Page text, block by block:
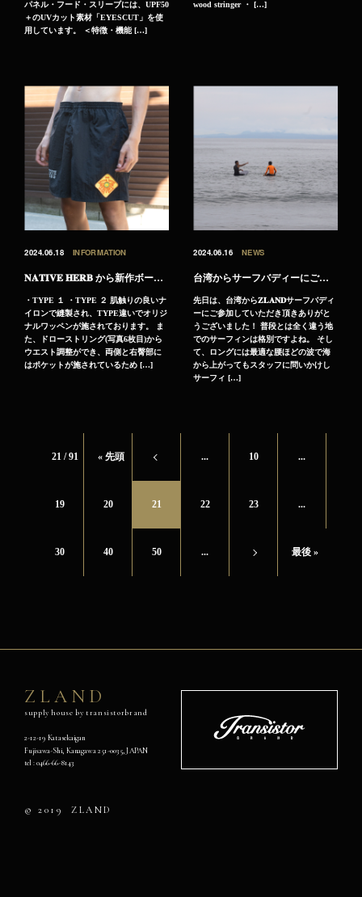
パネル・フード・スリーブには、UPF50
＋のUVカット素材「EYESCUT」を使
用しています。 ＜特徴・機能 […]
wood stringer ・ […]
2024.06.18 INFORMATION
𝐍𝐀𝐓𝐈𝐕𝐄 𝐇𝐄𝐑𝐁 から新作ボードショーツが入荷しました‼︎
・TYPE １ ・TYPE ２ 肌触りの良いナ
イロンで縫製され、TYPE違いでオリジ
ナルワッペンが施されております。 ま
た、ドローストリング(写真6枚目)から
ウエスト調整ができ、両側と右臀部に
はポケットが施されているため […]
2024.06.16 NEWS
台湾からサーフバディーにご参加いただきありがとうございます！
先日は、台湾から𝐙𝐋𝐀𝐍𝐃サーフバディ
ーにご参加していただき頂きありがと
うございました！ 普段とは全く違う地
でのサーフィンは格別ですよね。 そし
て、ロングには最適な腰ほどの波で海
から上がってもスタッフに問いかけし
サーフィ […]
21 / 91 « 先頭 «... 10 ...
19 20 21 22 23 ...
30 40 50 ... »
最後 »
ZLAND
supply house by transistorbrand
2-12-19 Katasekaigan
Fujisawa-Shi, Kanagawa 251-0035, JAPAN
tel :0466-66-8143
Transistor
Brand
フ
© 2019 ZLAND